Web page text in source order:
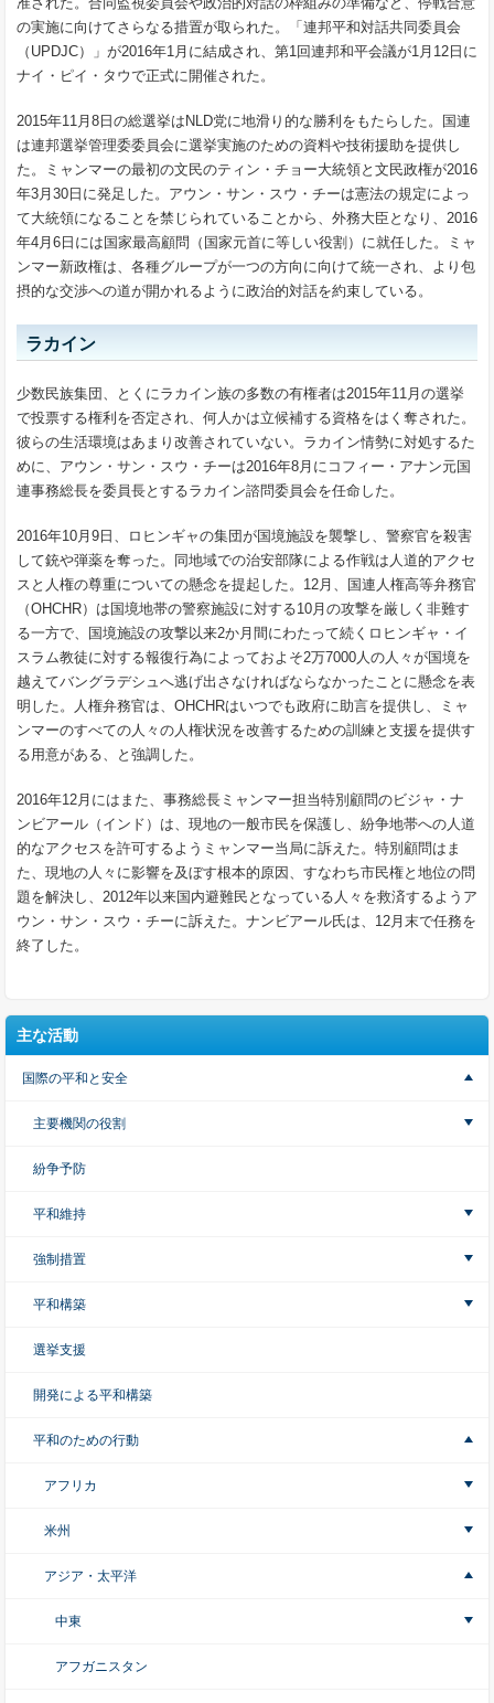
の実施に向けてさらなる措置が取られた。「連邦平和対話共同委員会
（UPDJC）」が2016年1月に結成され、第1回連邦和平会議が1月12日に
ナイ・ピイ・タウで正式に開催された。
2015年11月8日の総選挙はNLD党に地滑り的な勝利をもたらした。国連
は連邦選挙管理委委員会に選挙実施のための資料や技術援助を提供し
た。ミャンマーの最初の文民のティン・チョー大統領と文民政権が2016
年3月30日に発足した。アウン・サン・スウ・チーは憲法の規定によっ
て大統領になることを禁じられていることから、外務大臣となり、2016
年4月6日には国家最高顧問（国家元首に等しい役割）に就任した。ミャ
ンマー新政権は、各種グループが一つの方向に向けて統一され、より包
摂的な交渉への道が開かれるように政治的対話を約束している。
ラカイン
少数民族集団、とくにラカイン族の多数の有権者は2015年11月の選挙
で投票する権利を否定され、何人かは立候補する資格をはく奪された。
彼らの生活環境はあまり改善されていない。ラカイン情勢に対処するた
めに、アウン・サン・スウ・チーは2016年8月にコフィー・アナン元国
連事務総長を委員長とするラカイン諮問委員会を任命した。
2016年10月9日、ロヒンギャの集団が国境施設を襲撃し、警察官を殺害
して銃や弾薬を奪った。同地域での治安部隊による作戦は人道的アクセ
スと人権の尊重についての懸念を提起した。12月、国連人権高等弁務官
（OHCHR）は国境地帯の警察施設に対する10月の攻撃を厳しく非難す
る一方で、国境施設の攻撃以来2か月間にわたって続くロヒンギャ・イ
スラム教徒に対する報復行為によっておよそ2万7000人の人々が国境を
越えてバングラデシュへ逃げ出さなければならなかったことに懸念を表
明した。人権弁務官は、OHCHRはいつでも政府に助言を提供し、ミャ
ンマーのすべての人々の人権状況を改善するための訓練と支援を提供す
る用意がある、と強調した。
2016年12月にはまた、事務総長ミャンマー担当特別顧問のビジャ・ナ
ンビアール（インド）は、現地の一般市民を保護し、紛争地帯への人道
的なアクセスを許可するようミャンマー当局に訴えた。特別顧問はま
た、現地の人々に影響を及ぼす根本的原因、すなわち市民権と地位の問
題を解決し、2012年以来国内避難民となっている人々を救済するようア
ウン・サン・スウ・チーに訴えた。ナンビアール氏は、12月末で任務を
終了した。
主な活動
国際の平和と安全
主要機関の役割
紛争予防
平和維持
強制措置
平和構築
選挙支援
開発による平和構築
平和のための行動
アフリカ
米州
アジア・太平洋
中東
アフガニスタン